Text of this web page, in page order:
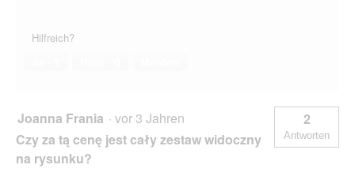
Hilfreich?
Joanna Frania · vor 3 Jahren
Czy za tą cenę jest cały zestaw widoczny
na rysunku?
2
Antworten